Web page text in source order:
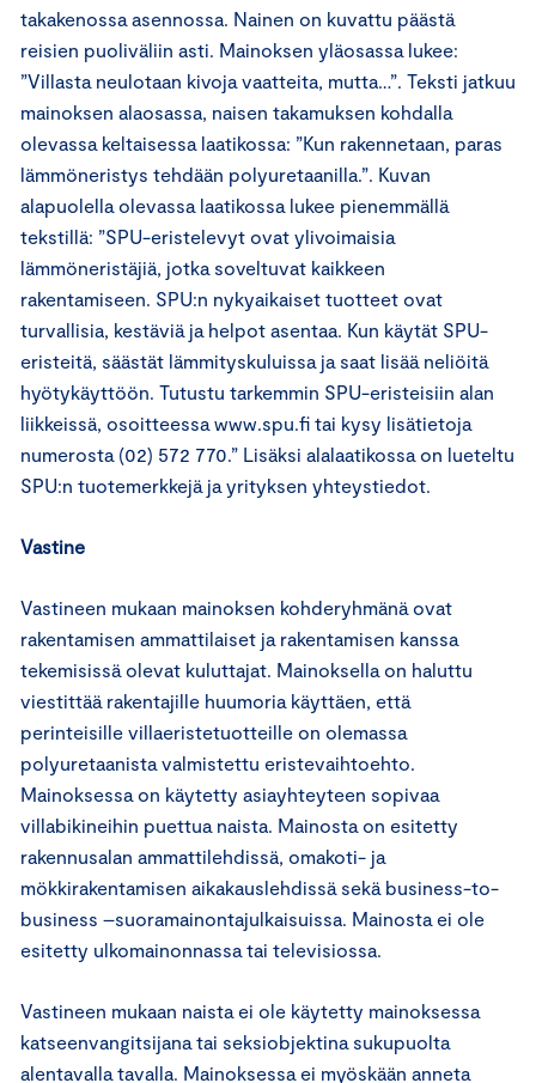
takakenossa asennossa. Nainen on kuvattu päästä
reisien puoliväliin asti. Mainoksen yläosassa lukee:
”Villasta neulotaan kivoja vaatteita, mutta…”. Teksti jatkuu
mainoksen alaosassa, naisen takamuksen kohdalla
olevassa keltaisessa laatikossa: ”Kun rakennetaan, paras
lämmöneristys tehdään polyuretaanilla.”. Kuvan
alapuolella olevassa laatikossa lukee pienemmällä
tekstillä: ”SPU-eristelevyt ovat ylivoimaisia
lämmöneristäjiä, jotka soveltuvat kaikkeen
rakentamiseen. SPU:n nykyaikaiset tuotteet ovat
turvallisia, kestäviä ja helpot asentaa. Kun käytät SPU-
eristeitä, säästät lämmityskuluissa ja saat lisää neliöitä
hyötykäyttöön. Tutustu tarkemmin SPU-eristeisiin alan
liikkeissä, osoitteessa www.spu.fi tai kysy lisätietoja
numerosta (02) 572 770.” Lisäksi alalaatikossa on lueteltu
SPU:n tuotemerkkejä ja yrityksen yhteystiedot.
Vastine
Vastineen mukaan mainoksen kohderyhmänä ovat
rakentamisen ammattilaiset ja rakentamisen kanssa
tekemisissä olevat kuluttajat. Mainoksella on haluttu
viestittää rakentajille huumoria käyttäen, että
perinteisille villaeristetuotteille on olemassa
polyuretaanista valmistettu eristevaihtoehto.
Mainoksessa on käytetty asiayhteyteen sopivaa
villabikineihin puettua naista. Mainosta on esitetty
rakennusalan ammattilehdissä, omakoti- ja
mökkirakentamisen aikakauslehdissä sekä business-to-
business –suoramainontajulkaisuissa. Mainosta ei ole
esitetty ulkomainonnassa tai televisiossa.
Vastineen mukaan naista ei ole käytetty mainoksessa
katseenvangitsijana tai seksiobjektina sukupuolta
alentavalla tavalla. Mainoksessa ei myöskään anneta